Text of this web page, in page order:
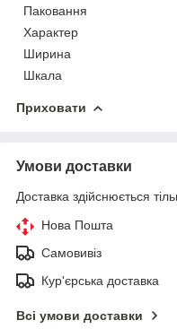
Паковання
Характер
Ширина
Шкала
Приховати
Умови доставки
Доставка здійснюється
Нова Пошта
Самовивіз
Кур'єрська доставка
Всі умови доставки